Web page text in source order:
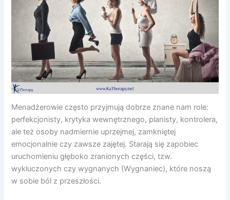
Menadżerowie często przyjmują dobrze znane nam role:
perfekcjonisty, krytyka wewnętrznego, planisty, kontrolera,
ale też osoby nadmiernie uprzejmej, zamkniętej
emocjonalnie czy zawsze zajętej. Starają się zapobiec
uruchomieniu głęboko zranionych części, tzw.
wykluczonych czy wygnanych (Wygnaniec), które noszą
w sobie ból z przeszłości.